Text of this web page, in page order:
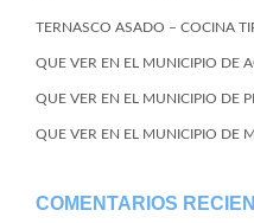
TERNASCO ASADO – COCINA
QUE VER EN EL MUNICIPIO DE
QUE VER EN EL MUNICIPIO DE
QUE VER EN EL MUNICIPIO DE
COMENTARIOS